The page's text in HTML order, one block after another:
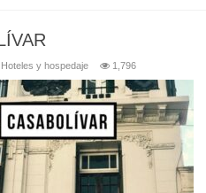
Hoteles y hospedaje 1,796